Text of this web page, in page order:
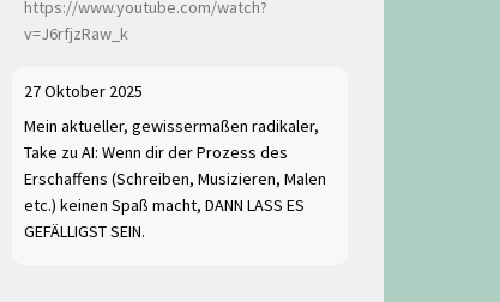
https://www.youtube.com/watch?
v=J6rfjzRaw_k
27 Oktober 2025
Mein aktueller, gewissermaßen radikaler,
Take zu AI: Wenn dir der Prozess des
Erschaffens (Schreiben, Musizieren, Malen
etc.) keinen Spaß macht, DANN LASS ES
GEFÄLLIGST SEIN.